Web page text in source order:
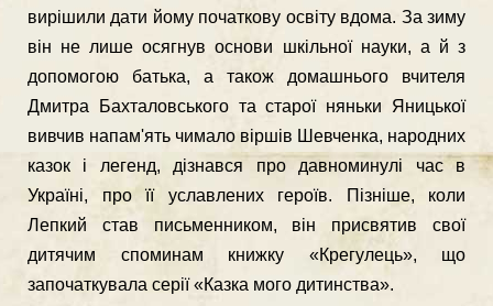
вирішили дати йому початкову освіту вдома. За зиму
він не лише осягнув основи шкільної науки, а й з
допомогою батька, а також домашнього вчителя
Дмитра Бахталовського та старої няньки Яницької
вивчив напам'ять чимало віршів Шевченка, народних
казок і легенд, дізнався про давноминулі час в
Україні, про її уславлених героїв. Пізніше, коли
Лепкий став письменником, він присвятив свої
дитячим споминам книжку «Крегулець», що
започаткувала серії «Казка мого дитинства».